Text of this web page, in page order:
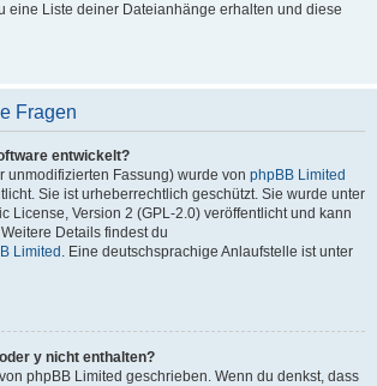
eine Liste deiner Dateianhänge erhalten und diese
Fragen
entwickelt?
unmodifizierten Fassung) wurde von phpBB Limited
Sie ist urheberrechtlich geschützt. Sie wurde unter
License, Version 2 (GPL-2.0) veröffentlicht und kann
Details findest du
Limited . Eine deutschsprachige Anlaufstelle ist unter
y nicht enthalten?
phpBB Limited geschrieben. Wenn du denkst, dass